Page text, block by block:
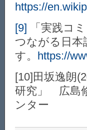
https://
[9] 「実践コ
つながる日
す。 https://
[10]田坂逸朗
研究」 広島
ンター